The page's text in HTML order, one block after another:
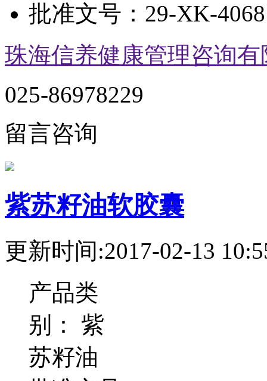
批准文号： 29-XK-4068
珠海信养健康管理咨询有
025-86978229
留言咨询
紫苏籽油软胶囊
更新时间:2017-02-13
产品类
别： 紫
苏籽油